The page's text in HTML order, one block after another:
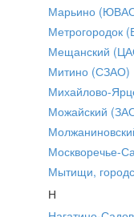
Марьино
Метрогородок
Мещанский
Митино (СЗАО)
Михайлово-
Можайский
Москворечье-
Мытищи,
Н